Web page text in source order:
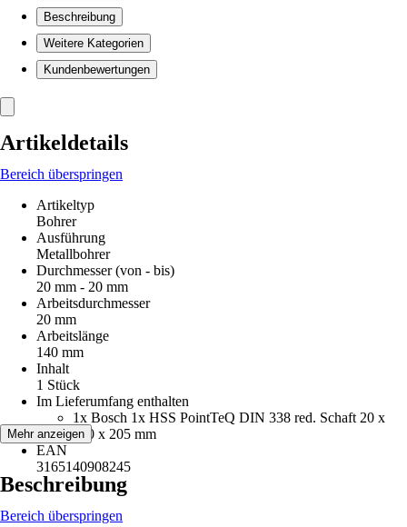
Beschreibung
Weitere Kategorien
Kundenbewertungen
Artikeldetails
Bereich überspringen
Artikeltyp
Bohrer
Ausführung
Metallbohrer
Durchmesser (von - bis)
20 mm - 20 mm
Arbeitsdurchmesser
20 mm
Arbeitslänge
140 mm
Inhalt
1 Stück
Im Lieferumfang enthalten
1x Bosch 1x HSS PointTeQ DIN 338 red. Schaft 20 x
140 x 205 mm
EAN
3165140908245
Mehr anzeigen
Beschreibung
Bereich überspringen